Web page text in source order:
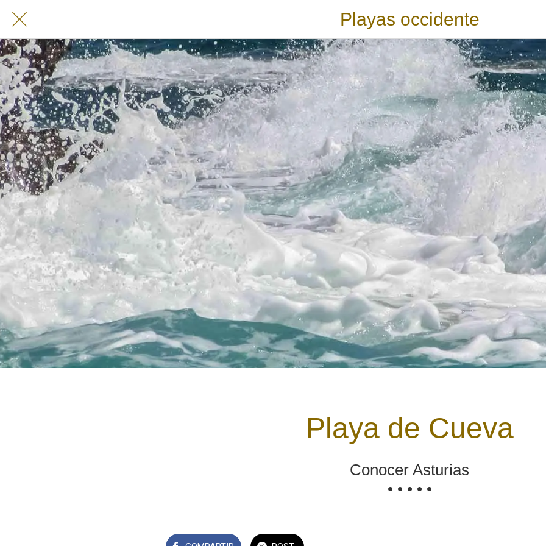
Playas occidente
Playa de Cueva
Conocer Asturias
• • • • •